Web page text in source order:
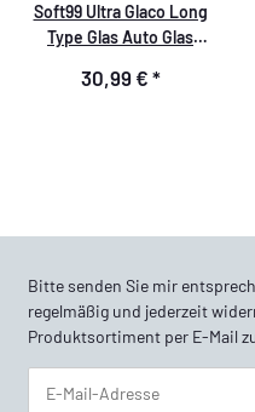
Soft99 Ultra Glaco Long
Type Glas Auto Glas
30,99 € *
Bitte senden Sie mir
regelmäßig und jederzeit
Produktsortiment per E-Mail